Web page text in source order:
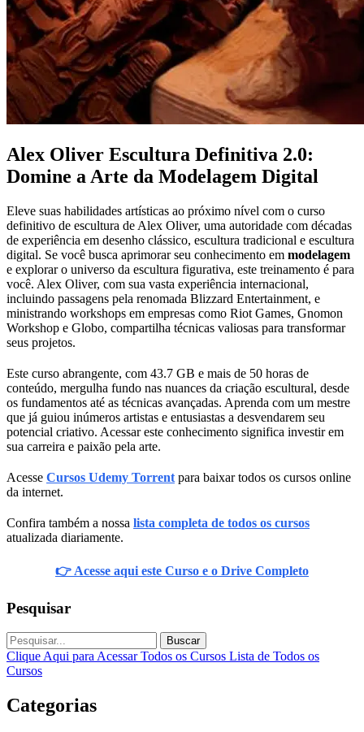
Alex Oliver Escultura Definitiva 2.0:
Domine a Arte da Modelagem Digital
Eleve suas habilidades artísticas ao próximo nível com o curso
definitivo de escultura de Alex Oliver, uma autoridade com décadas
de experiência em desenho clássico, escultura tradicional e escultura
digital. Se você busca aprimorar seu conhecimento em modelagem
e explorar o universo da escultura figurativa, este treinamento é para
você. Alex Oliver, com sua vasta experiência internacional,
incluindo passagens pela renomada Blizzard Entertainment, e
ministrando workshops em empresas como Riot Games, Gnomon
Workshop e Globo, compartilha técnicas valiosas para transformar
seus projetos.
Este curso abrangente, com 43.7 GB e mais de 50 horas de
conteúdo, mergulha fundo nas nuances da criação escultural, desde
os fundamentos até as técnicas avançadas. Aprenda com um mestre
que já guiou inúmeros artistas e entusiastas a desvendarem seu
potencial criativo. Acessar este conhecimento significa investir em
sua carreira e paixão pela arte.
Acesse Cursos Udemy Torrent para baixar todos os cursos online
da internet.
Confira também a nossa lista completa de todos os cursos
atualizada diariamente.
👉 Acesse aqui este Curso e o Drive Completo
Pesquisar
Buscar
Clique Aqui para Acessar Todos os Cursos Lista de Todos os
Cursos
Categorias